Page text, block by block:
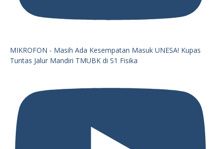
MIKROFON - Masih Ada Kesempatan Masuk UNESA! Kupas
Tuntas Jalur Mandiri TMUBK di S1 Fisika